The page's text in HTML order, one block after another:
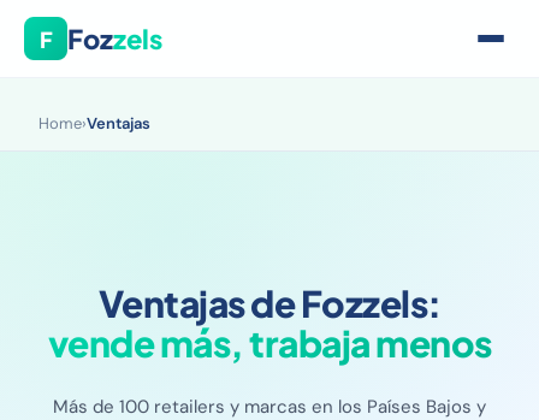
F Fozzels
Home›Ventajas
Ventajas de Fozzels:
vende más, trabaja menos
Más de 100 retailers y marcas en los Países Bajos y